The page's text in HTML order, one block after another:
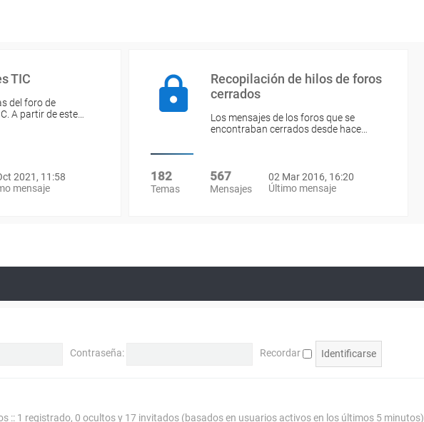
TIC
del foro de
A partir de este…
2021, 11:58
mensaje
Recopilación de hilos de foros
cerrados
Los mensajes de los foros que se
encontraban cerrados desde hace…
182
Temas
567
Mensajes
02 Mar 2016, 16:20
Último mensaje
Contraseña: Recordar
:: 1 registrado, 0 ocultos y 17 invitados (basados en usuarios activos en los últimos 5 minutos)